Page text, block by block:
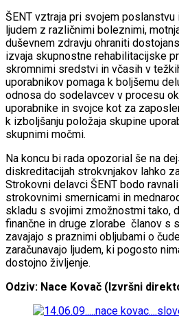
ŠENT vztraja pri svojem
ljudem z različnimi boleznimi,
duševnem zdravju ohraniti
izvaja skupnostne rehabilitacijske
skromnimi sredstvi in včasih v
uporabnikov pomaga k boljšemu
odnosa do sodelavcev v procesu
uporabnike in svojce kot za
k izboljšanju položaja skupine
skupnimi močmi.
Na koncu bi rada opozorial še na
diskreditacijah strokvnjakov lahko
Strokovni delavci ŠENT bodo
strokovnimi smernicami in
skladu s svojimi zmožnostmi tako,
finančne in druge zlorabe članov s
zavajajo s praznimi obljubami o
zaračunavajo ljudem, ki pogosto
dostojno življenje.
Odziv: Nace Kovač (Izvršni